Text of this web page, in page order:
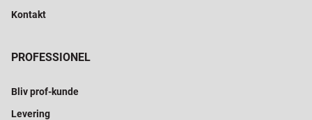
Kontakt
PROFESSIONEL
Bliv prof-kunde
Levering